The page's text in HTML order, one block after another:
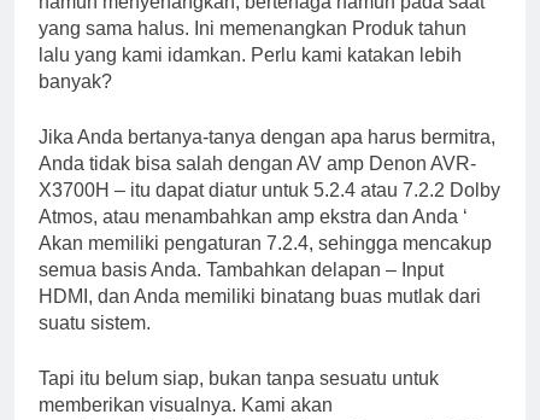
yang sama halus. Ini memenangkan Produk tahun
lalu yang kami idamkan. Perlu kami katakan lebih
banyak?
Jika Anda bertanya-tanya dengan apa harus bermitra,
Anda tidak bisa salah dengan AV amp Denon AVR-
X3700H – itu dapat diatur untuk 5.2.4 atau 7.2.2 Dolby
Atmos, atau menambahkan amp ekstra dan Anda ‘
Akan memiliki pengaturan 7.2.4, sehingga mencakup
semua basis Anda. Tambahkan delapan – Input
HDMI, dan Anda memiliki binatang buas mutlak dari
suatu sistem.
Tapi itu belum siap, bukan tanpa sesuatu untuk
memberikan visualnya. Kami akan